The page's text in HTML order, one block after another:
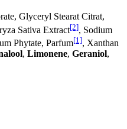
Glyceryl Stearat Citrat,
Sativa Extract[2], Sodium
Phytate, Parfum[1], Xanthan
, Limonene, Geraniol,